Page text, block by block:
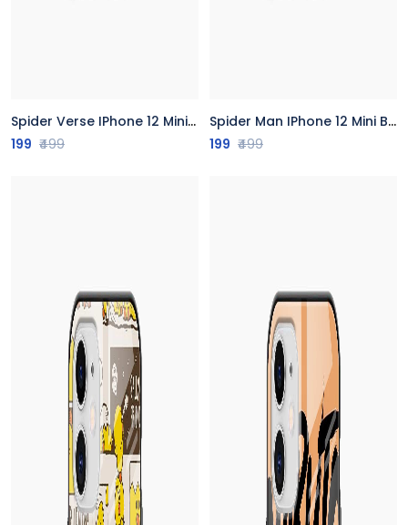
Spider Verse IPhone 12 Mini Back Cover
199 ₹499
Spider Man IPhone 12 Mini Back Cover
199 ₹499